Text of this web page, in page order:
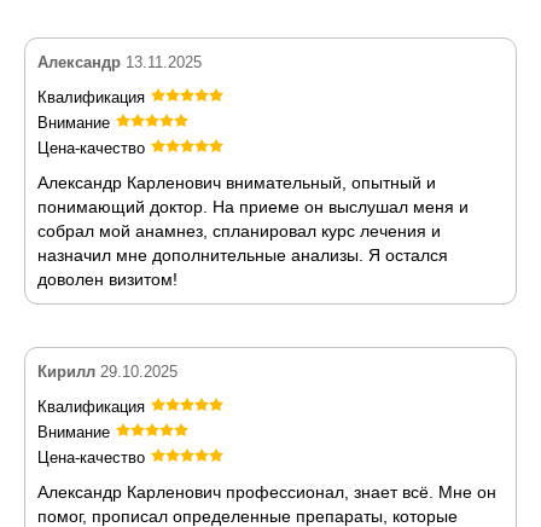
Александр 13.11.2025
Квалификация
Внимание
Цена-качество
Александр Карленович внимательный, опытный и
понимающий доктор. На приеме он выслушал меня и
собрал мой анамнез, спланировал курс лечения и
назначил мне дополнительные анализы. Я остался
доволен визитом!
Кирилл 29.10.2025
Квалификация
Внимание
Цена-качество
Александр Карленович профессионал, знает всё. Мне он
помог, прописал определенные препараты, которые